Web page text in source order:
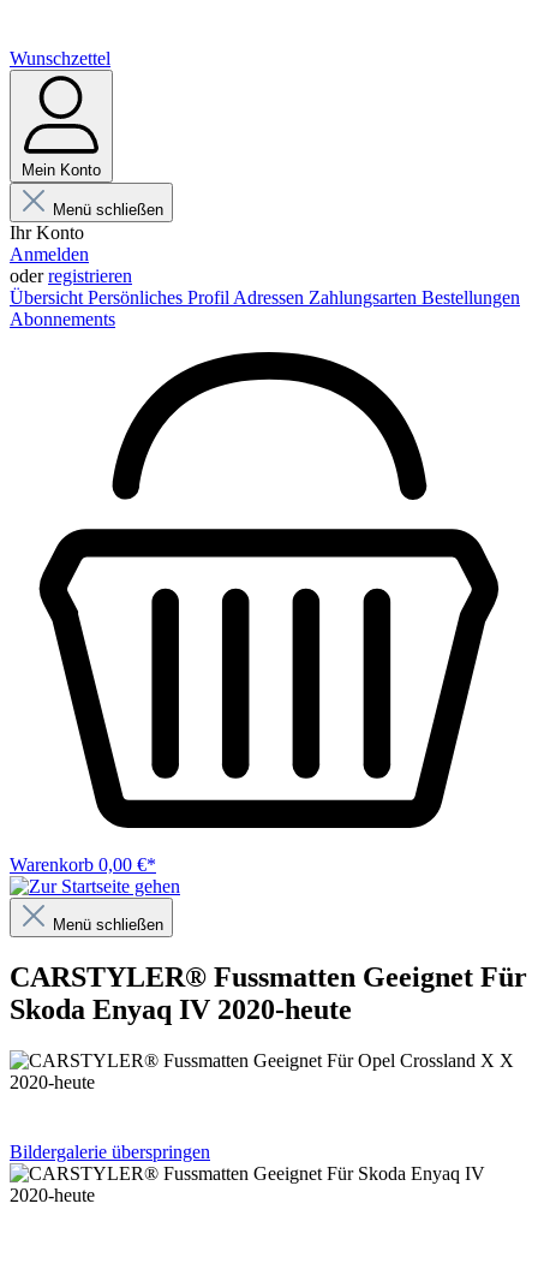
Wunschzettel
Mein Konto
Menü schließen
Ihr Konto
Anmelden
oderregistrieren
Übersicht Persönliches Profil Adressen Zahlungsarten Bestellungen
Abonnements
Warenkorb 0,00 €*
Menü schließen
CARSTYLER® Fussmatten Geeignet Für
Skoda Enyaq IV 2020-heute
Bildergalerie überspringen